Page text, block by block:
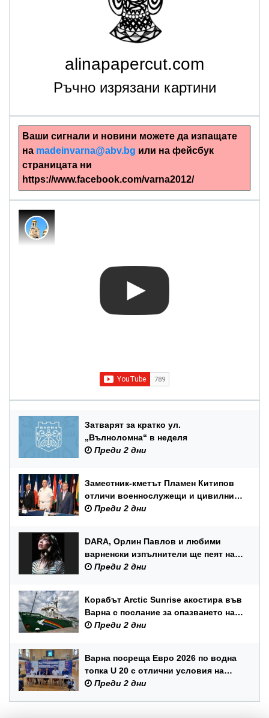
alinapapercut.com
Ръчно изрязани картини
Ваши сигнали и новини можете да изпащате
на madeinvarna@abv.bg или на фейсбук
страницата ни
https://www.facebook.com/varna2012/
Затварят за кратко ул.
„Вълноломна“ в неделя
Преди 2 дни
Заместник-кметът Пламен Китипов
отличи военнослужещи и цивилни
служители по повод Празника на
Преди 2 дни
DARA, Орлин Павлов и любими
варненски изпълнители ще пеят на
празника на Варна
Преди 2 дни
Корабът Arctic Sunrise акостира във
Варна с послание за опазването на
Черно море
Преди 2 дни
Варна посреща Евро 2026 по водна
топка U 20 с отлични условия на
състезателните басейни
Преди 2 дни